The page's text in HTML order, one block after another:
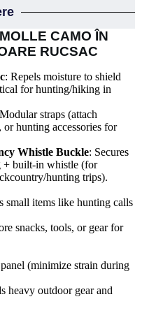
CAMO ÎN
RUCSAC
: Repels moisture to shield
for hunting/hiking in
straps (attach
hunting accessories for
Whistle Buckle: Secures
+ built-in whistle (for
hunting trips).
small items like hunting calls
snacks, tools, or gear for
(minimize strain during
heavy outdoor gear and